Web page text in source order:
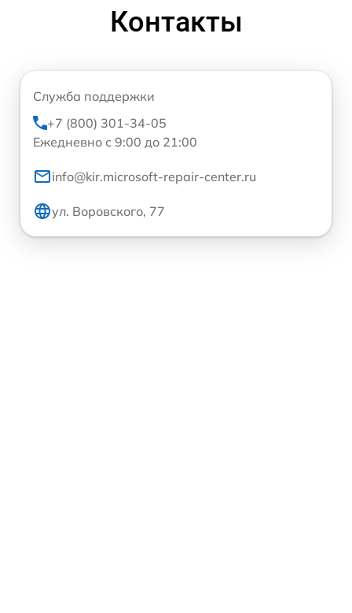
Контакты
Служба поддержки
+7 (800) 301-34-05
Ежедневно с 9:00 до 21:00
info@kir.microsoft-repair-center.ru
ул. Воровского, 77